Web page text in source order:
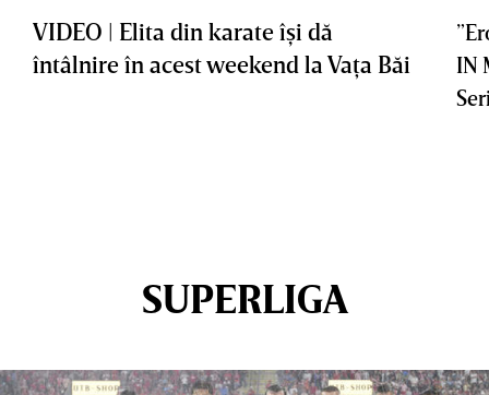
VIDEO | Elita din karate îşi dă
întâlnire în acest weekend la Vaţa Băi
IN
SUPERLIGA